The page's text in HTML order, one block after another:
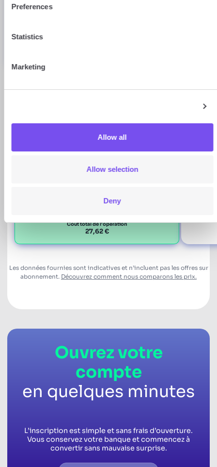
Preferences
Statistics
Marketing
Allow all
Allow selection
Deny
b-sharpe
Montant reçu
Coût total de l'opération
27,62 €
Les données fournies sont indicatives et n’incluent pas les offres sur
abonnement. Découvrez comment nous comparons les prix.
Ouvrez votre
compte
en quelques minutes
L’inscription est simple et sans frais d’ouverture.
Vous conservez votre banque et commencez à
convertir sans mauvaise surprise.